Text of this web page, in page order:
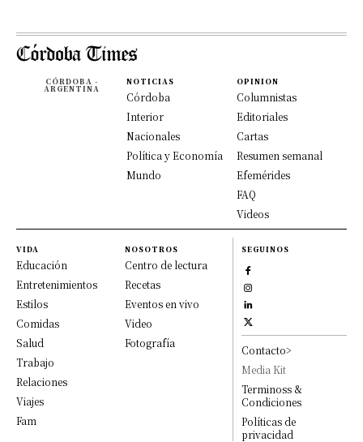
CÓRDOBA -
ARGENTINA
NOTICIAS
Córdoba
Interior
Nacionales
Política y Economía
Mundo
OPINION
Columnistas
Editoriales
Cartas
Resumen semanal
Efemérides
FAQ
Videos
VIDA
Educación
Entretenimientos
Estilos
Comidas
Salud
Trabajo
Relaciones
Viajes
Fam
NOSOTROS
Centro de lectura
Recetas
Eventos en vivo
Video
Fotografía
SEGUINOS
Contacto>
Media Kit
Terminoss &
Condiciones
Políticas de
privacidad